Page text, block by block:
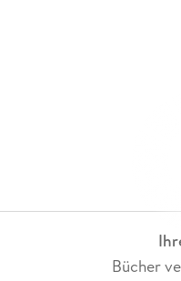
Bücher